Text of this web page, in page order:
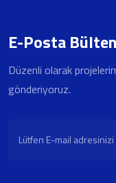
E-Posta
Düzenli olarak
gönderiyoruz.